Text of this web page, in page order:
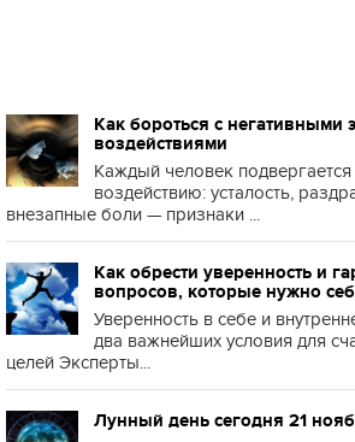
Как бороться с негативными
воздействиями
Каждый человек подвергается
воздействию: усталость,
внезапные боли — признаки ...
Как обрести уверенность и
вопросов, которые нужно
Уверенность в себе и
два важнейших условия для
целей Эксперты...
Лунный день сегодня 21